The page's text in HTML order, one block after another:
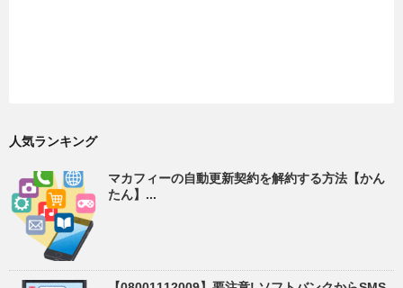
人気ランキング
マカフィーの自動更新契約を解約する方法【かん
たん】...